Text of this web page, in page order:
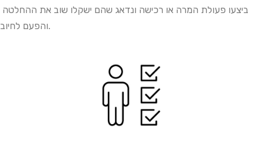
ביצעו פעולת המרה או רכישה ונדאג שהם ישקלו שוב את ההחלטה
והפעם לחיוב.